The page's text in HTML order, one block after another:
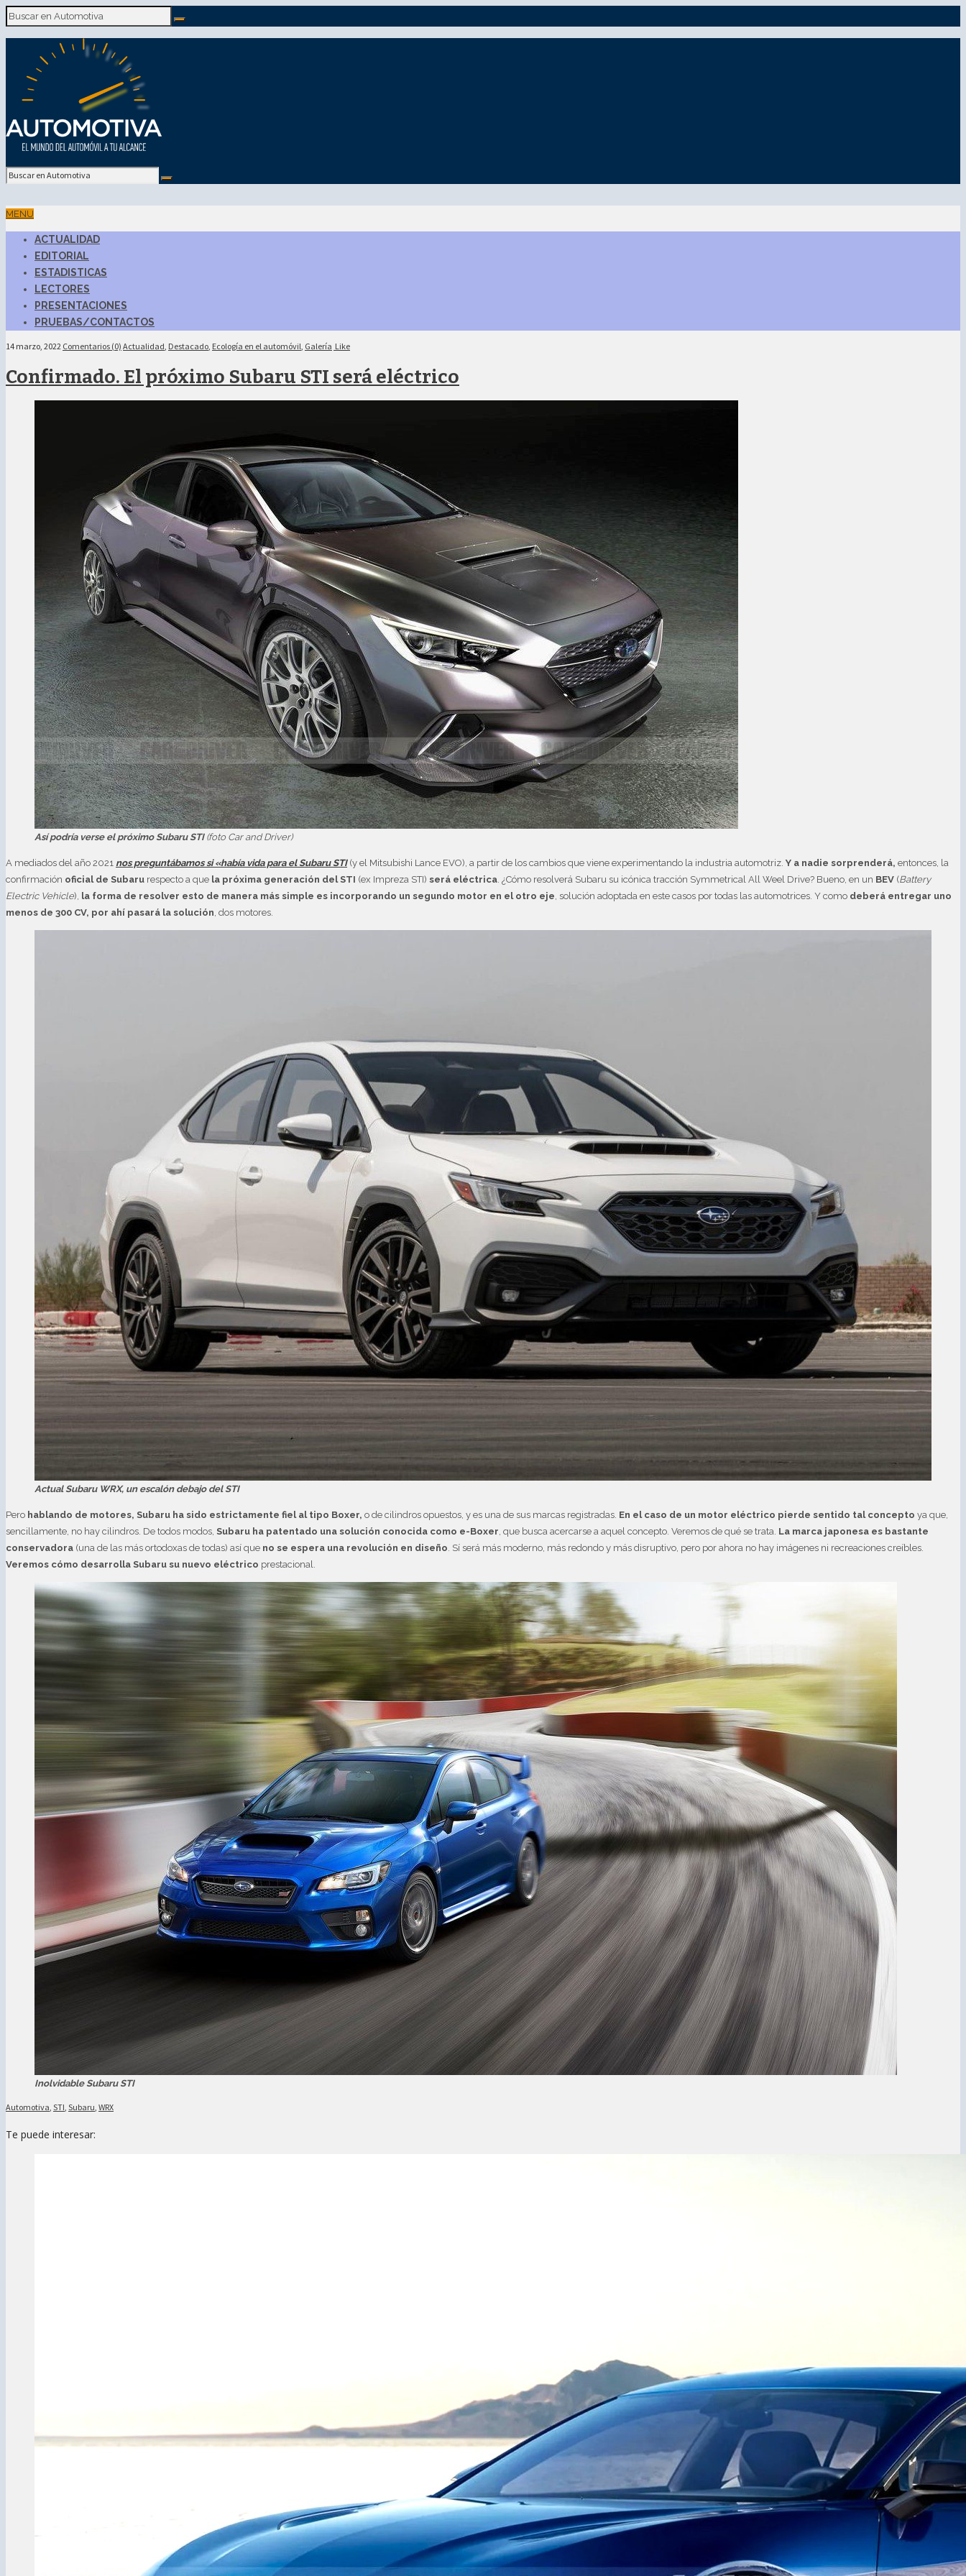
MENU
ACTUALIDAD
EDITORIAL
ESTADISTICAS
LECTORES
PRESENTACIONES
PRUEBAS/CONTACTOS
14 marzo, 2022 Comentarios (0) Actualidad, Destacado, Ecología en el automóvil, Galería Like
Confirmado. El próximo Subaru STI será eléctrico
Así podría verse el próximo Subaru STI(foto Car and Driver)
A mediados del año 2021 nos preguntábamos si «había vida para el Subaru STI(y el Mitsubishi Lance EVO), a partir de los cambios que viene experimentando la industria automotriz. Y a nadie sorprenderá, entonces, la
confirmación oficial de Subaru respecto a que la próxima generación del STI (ex Impreza STI) será eléctrica . ¿Cómo resolverá Subaru su icónica tracción Symmetrical All Weel Drive? Bueno, en un BEV (Battery
Electric Vehicle), la forma de resolver esto de manera más simple es incorporando un segundo motor en el otro eje , solución adoptada en este casos por todas las automotrices. Y como deberá entregar uno
menos de 300 CV, por ahí pasará la solución , dos motores.
Actual Subaru WRX, un escalón debajo del STI
Pero hablando de motores, Subaru ha sido estrictamente fiel al tipo Boxer, o de cilindros opuestos, y es una de sus marcas registradas. En el caso de un motor eléctrico pierde sentido tal concepto ya que,
sencillamente, no hay cilindros. De todos modos, Subaru ha patentado una solución conocida como e-Boxer, que busca acercarse a aquel concepto. Veremos de qué se trata. La marca japonesa es bastante
conservadora (una de las más ortodoxas de todas) así que no se espera una revolución en diseño. Sí será más moderno, más redondo y más disruptivo, pero por ahora no hay imágenes ni recreaciones creíbles.
Veremos cómo desarrolla Subaru su nuevo eléctrico prestacional.
Inolvidable Subaru STI
Automotiva, STI, Subaru, WRX
Te puede interesar: